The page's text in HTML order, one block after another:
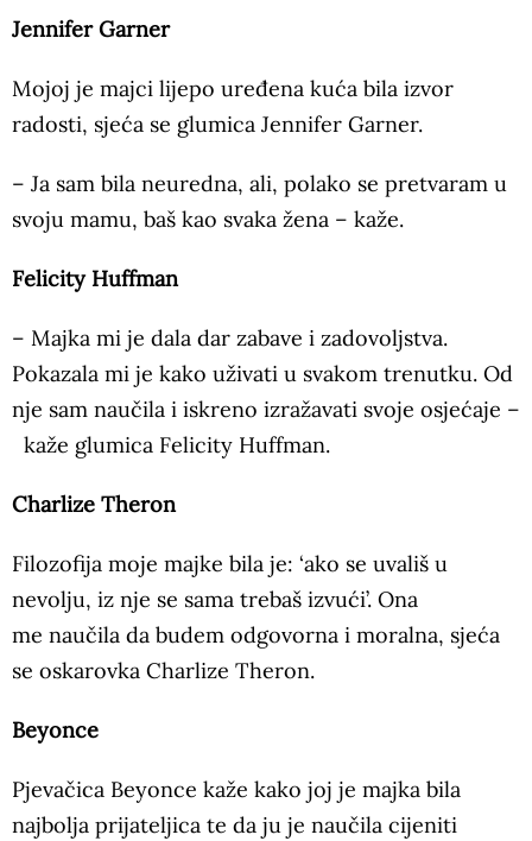
Jennifer Garner
Mojoj je majci lijepo uređena kuća bila izvor
radosti, sjeća se glumica Jennifer Garner.
– Ja sam bila neuredna, ali, polako se pretvaram u
svoju mamu, baš kao svaka žena – kaže.
Felicity Huffman
– Majka mi je dala dar zabave i zadovoljstva.
Pokazala mi je kako uživati u svakom trenutku. Od
nje sam naučila i iskreno izražavati svoje osjećaje –
kaže glumica Felicity Huffman.
Charlize Theron
Filozofija moje majke bila je: ‘ako se uvališ u
nevolju, iz nje se sama trebaš izvući’. Ona
me naučila da budem odgovorna i moralna, sjeća
se oskarovka Charlize Theron.
Beyonce
Pjevačica Beyonce kaže kako joj je majka bila
najbolja prijateljica te da ju je naučila cijeniti